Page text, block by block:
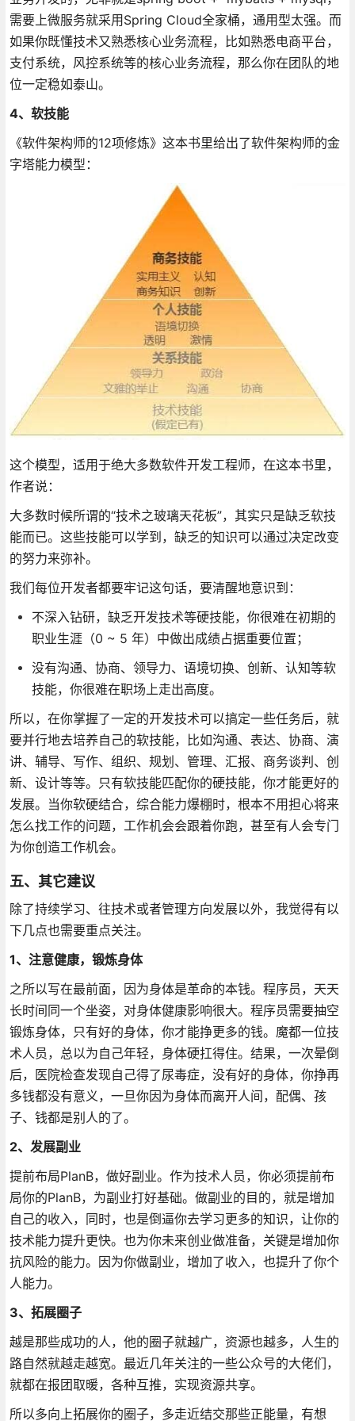
需要上微服务就采用Spring Cloud全家桶，通用型太强。而
如果你既懂技术又熟悉核心业务流程，比如熟悉电商平台，
支付系统，风控系统等的核心业务流程，那么你在团队的地
位一定稳如泰山。
4、软技能
《软件架构师的12项修炼》这本书里给出了软件架构师的金
字塔能力模型：
这个模型，适用于绝大多数软件开发工程师，在这本书里，
作者说：
大多数时候所谓的“技术之玻璃天花板”，其实只是缺乏软技
能而已。这些技能可以学到，缺乏的知识可以通过决定改变
的努力来弥补。
我们每位开发者都要牢记这句话，要清醒地意识到：
不深入钻研，缺乏开发技术等硬技能，你很难在初期的
职业生涯（0 ~ 5 年）中做出成绩占据重要位置；
没有沟通、协商、领导力、语境切换、创新、认知等软
技能，你很难在职场上走出高度。
所以，在你掌握了一定的开发技术可以搞定一些任务后，就
要并行地去培养自己的软技能，比如沟通、表达、协商、演
讲、辅导、写作、组织、规划、管理、汇报、商务谈判、创
新、设计等等。只有软技能匹配你的硬技能，你才能更好的
发展。当你软硬结合，综合能力爆棚时，根本不用担心将来
怎么找工作的问题，工作机会会跟着你跑，甚至有人会专门
为你创造工作机会。
五、其它建议
除了持续学习、往技术或者管理方向发展以外，我觉得有以
下几点也需要重点关注。
1、注意健康，锻炼身体
之所以写在最前面，因为身体是革命的本钱。程序员，天天
长时间同一个坐姿，对身体健康影响很大。程序员需要抽空
锻炼身体，只有好的身体，你才能挣更多的钱。魔都一位技
术人员，总以为自己年轻，身体硬扛得住。结果，一次晕倒
后，医院检查发现自己得了尿毒症，没有好的身体，你挣再
多钱都没有意义，一旦你因为身体而离开人间，配偶、孩
子、钱都是别人的了。
2、发展副业
提前布局PlanB，做好副业。作为技术人员，你必须提前布
局你的PlanB，为副业打好基础。做副业的目的，就是增加
自己的收入，同时，也是倒逼你去学习更多的知识，让你的
技术能力提升更快。也为你未来创业做准备，关键是增加你
抗风险的能力。因为你做副业，增加了收入，也提升了你个
人能力。
3、拓展圈子
越是那些成功的人，他的圈子就越广，资源也越多，人生的
路自然就越走越宽。最近几年关注的一些公众号的大佬们，
就都在报团取暖，各种互推，实现资源共享。
所以多向上拓展你的圈子，多走近结交那些正能量，有想